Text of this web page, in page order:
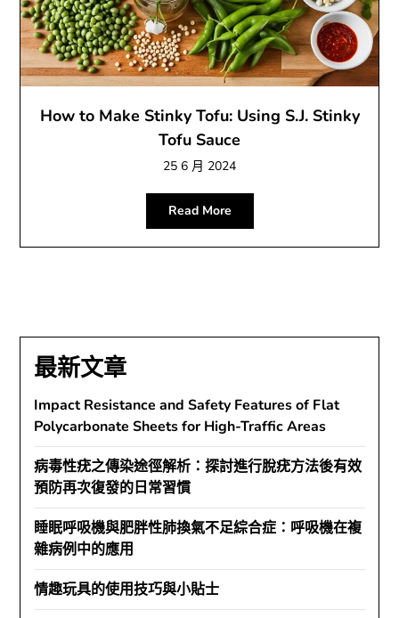
How to Make Stinky Tofu: Using S.J. Stinky
Tofu Sauce
25 6 月 2024
Read More
最新文章
Impact Resistance and Safety Features of Flat
Polycarbonate Sheets for High-Traffic Areas
病毒性疣之傳染途徑解析：探討進行脫疣方法後有效
預防再次復發的日常習慣
睡眠呼吸機與肥胖性肺換氣不足綜合症：呼吸機在複
雜病例中的應用
情趣玩具的使用技巧與小貼士